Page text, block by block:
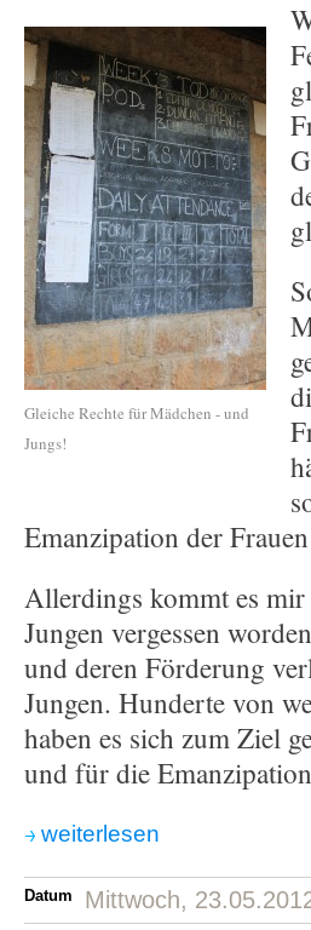
Gleiche Rechte für Mädchen - und
Jungs!
Emanzipation der
Allerdings kommt es mir
Jungen vergessen
und deren Förderung
Jungen. Hunderte von
haben es sich zum Ziel
und für die
weiterlesen
Datum Mittwoch,